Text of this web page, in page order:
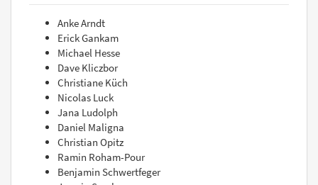
Anke Arndt
Erick Gankam
Michael Hesse
Dave Kliczbor
Christiane Küch
Nicolas Luck
Jana Ludolph
Daniel Maligna
Christian Opitz
Ramin Roham-Pour
Benjamin Schwertfeger